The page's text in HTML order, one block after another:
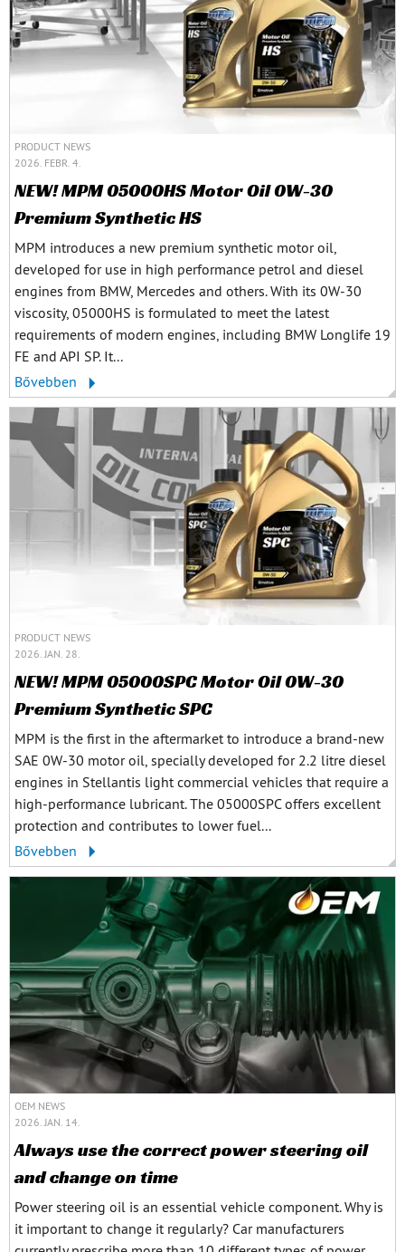
PRODUCT NEWS
2026. FEBR. 4.
NEW! MPM 05000HS Motor Oil 0W-30
Premium Synthetic HS
MPM introduces a new premium synthetic motor oil,
developed for use in high performance petrol and diesel
engines from BMW, Mercedes and others. With its 0W-30
viscosity, 05000HS is formulated to meet the latest
requirements of modern engines, including BMW Longlife 19
FE and API SP. It...
Bővebben
PRODUCT NEWS
2026. JAN. 28.
NEW! MPM 05000SPC Motor Oil 0W-30
Premium Synthetic SPC
MPM is the first in the aftermarket to introduce a brand-new
SAE 0W-30 motor oil, specially developed for 2.2 litre diesel
engines in Stellantis light commercial vehicles that require a
high-performance lubricant. The 05000SPC offers excellent
protection and contributes to lower fuel...
Bővebben
OEM NEWS
2026. JAN. 14.
Always use the correct power steering oil
and change on time
Power steering oil is an essential vehicle component. Why is
it important to change it regularly? Car manufacturers